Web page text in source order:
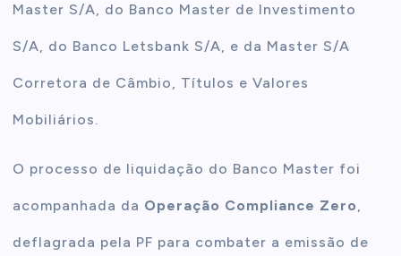
Master S/A, do Banco Master de Investimento
S/A, do Banco Letsbank S/A, e da Master S/A
Corretora de Câmbio, Títulos e Valores
Mobiliários.
O processo de liquidação do Banco Master foi
acompanhada da Operação Compliance Zero,
deflagrada pela PF para combater a emissão de